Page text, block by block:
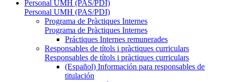
Personal UMH (PAS/PDI)
Personal UMH (PAS/PDI)
Programa de Pràctiques Internes
Programa de Pràctiques Internes
Práctiques Internes remunerades
Responsables de títols i pràctiques curriculars
Responsables de títols i pràctiques curriculars
(Español) Información para responsables de
titulación